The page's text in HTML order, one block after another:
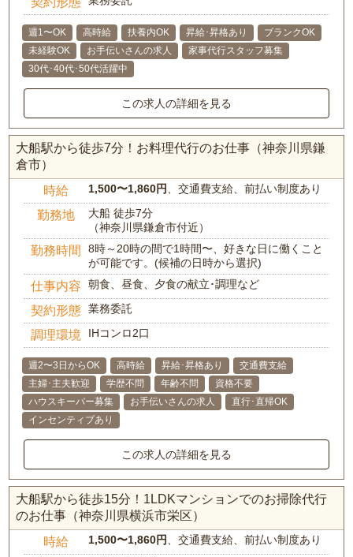
週1〜OK 高時給 扶養内OK 昇給･昇格あり
ブランクOK
未経験OK
お手伝いさんの求人
家事代行スタッフ募集
30代･40代･50代活躍中
この求人の詳細を見る
大船駅から徒歩7分！お料理代行のお仕事（神奈川県鎌
倉市）
時給 1,500〜1,860円、交通費支給、前払い制度あり
勤務地
大船 徒歩7分
（神奈川県鎌倉市付近）
勤務時間
8時～20時の間で1時間〜、好きな日に働くこと
が可能です。(候補の日時から選択)
仕事内容 朝食、昼食、夕食の献立･調理など
契約形態 業務委託
調理環境 IHコンロ2口
週2〜3日からOK 高時給 昇給･昇格あり
交通費支給
主婦･主夫歓迎
学歴不問 年齢不問
資格不要
ハウスキーパー募集
お手伝いさんの求人
直行･直帰OK
インセンティブあり
この求人の詳細を見る
大船駅から徒歩15分！1LDKマンションでのお掃除代行
のお仕事（神奈川県横浜市栄区）
時給 1,500〜1,860円、交通費支給、前払い制度あり